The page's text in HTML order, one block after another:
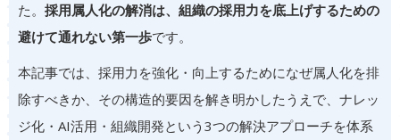
た。 採用属人化の解消は、組織の採用力を底上げするための
避けて通れない第一歩です。
本記事では、採用力を強化・向上するためになぜ属人化を排
除すべきか、その構造的要因を解き明かしたうえで、ナレッ
ジ化・AI活用・組織開発という3つの解決アプローチを体系